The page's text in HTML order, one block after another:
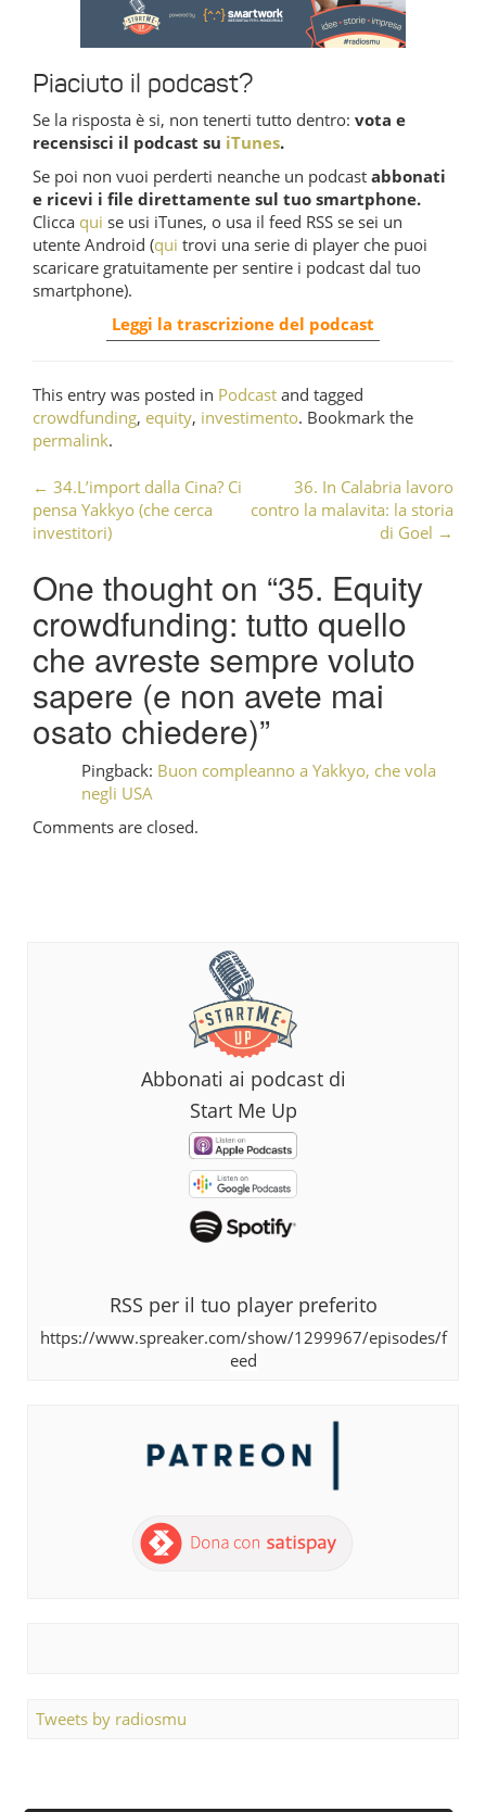
Piaciuto il podcast?
Se la risposta è si, non tenerti tutto dentro: vota e
recensisci il podcast su iTunes.
Se poi non vuoi perderti neanche un podcast abbonati
e ricevi i file direttamente sul tuo smartphone.
Clicca qui se usi iTunes, o usa il feed RSS se sei un
utente Android (qui trovi una serie di player che puoi
scaricare gratuitamente per sentire i podcast dal tuo
smartphone).
Leggi la trascrizione del podcast
This entry was posted in Podcast and tagged
crowdfunding, equity, investimento. Bookmark the
permalink.
Post navigation
← 34.L’import dalla Cina? Ci
pensa Yakkyo (che cerca
investitori)
36. In Calabria lavoro
contro la malavita: la storia
di Goel →
One thought on “35. Equity
crowdfunding: tutto quello
che avreste sempre voluto
sapere (e non avete mai
osato chiedere)”
Pingback: Buon compleanno a Yakkyo, che vola
negli USA
Comments are closed.
Abbonati ai podcast di
Start Me Up
RSS per il tuo player preferito
https://www.spreaker.com/show/1299967/episodes/f
eed
Tweets by radiosmu